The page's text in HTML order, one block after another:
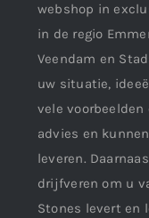
webshop in
in de regio
Veendam en
uw situatie,
vele voorbeelden
advies en
leveren.
drijfveren om u
Stones levert en